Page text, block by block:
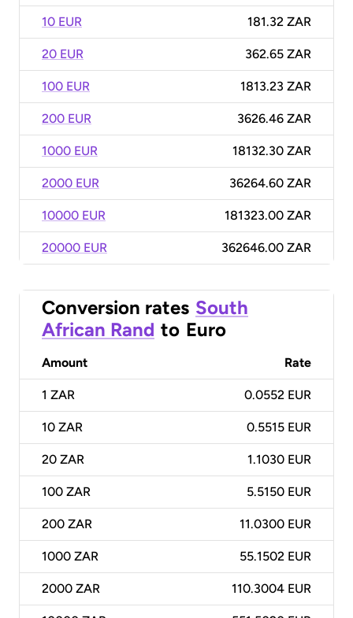
10 EUR 181.32 ZAR
20 EUR 362.65 ZAR
100 EUR 1813.23 ZAR
200 EUR 3626.46 ZAR
1000 EUR 18132.30 ZAR
2000 EUR 36264.60 ZAR
10000 EUR 181323.00 ZAR
20000 EUR 362646.00 ZAR
Conversion rates South
African Rand to Euro
Amount Rate
1 ZAR 0.0552 EUR
10 ZAR 0.5515 EUR
20 ZAR 1.1030 EUR
100 ZAR 5.5150 EUR
200 ZAR 11.0300 EUR
1000 ZAR 55.1502 EUR
2000 ZAR 110.3004 EUR